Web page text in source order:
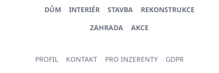
DŮM INTERIÉR STAVBA
REKONSTRUKCE
ZAHRADA
AKCE
PROFIL KONTAKT PRO INZERENTY GDPR